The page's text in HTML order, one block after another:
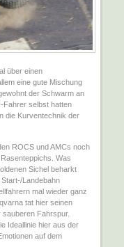
über einen
eine gute Mischung
der Schwarm an
Fahrer selbst hatten
die Kurventechnik der
ROCS und AMCs noch
Was
Sichel beharkt
Landebahn
mal wieder ganz
tat hier seinen
Fahrspur.
Ideallinie hier aus der
auf dem